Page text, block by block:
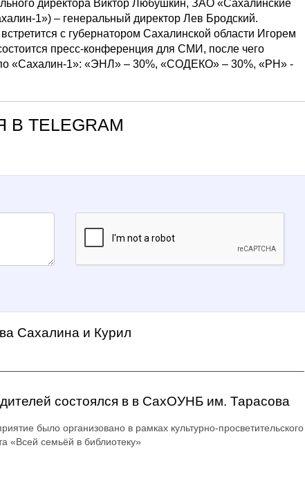
директора Виктор Любушкин, ЗАО «Сахалинские
1») – генеральный директор Лев Бродский.
с губернатором Сахалинской области Игорем
пресс-конференция для СМИ, после чего
по «Сахалин-1»: «ЭНЛ» – 30%, «СОДЕКО» – 30%, «РН» -
TELEGRAM
Сахалина и Курил
состоялся в в СахОУНБ им. Тарасова
было организовано в рамках культурно-просветительского
«Всей семьёй в библиотеку»